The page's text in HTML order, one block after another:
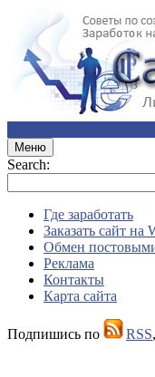
Меню
Search:
Где заработать
Заказать сайт на
Обмен
Реклама
Контакты
Карта сайта
Подпишись по RSS,